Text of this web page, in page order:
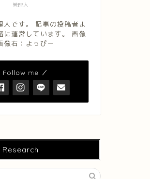
管理人
人です。 記事の投稿者よ
に運営しています。 画像
右：よっぴー
Follow me ／
Research